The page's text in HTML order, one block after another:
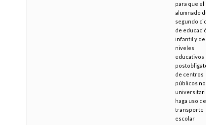
para que el
alumnado de
segundo ciclo
de educación
infantil y de
niveles
educativos
postobligatorios
de centros
públicos no
universitarios
haga uso del
transporte
escolar